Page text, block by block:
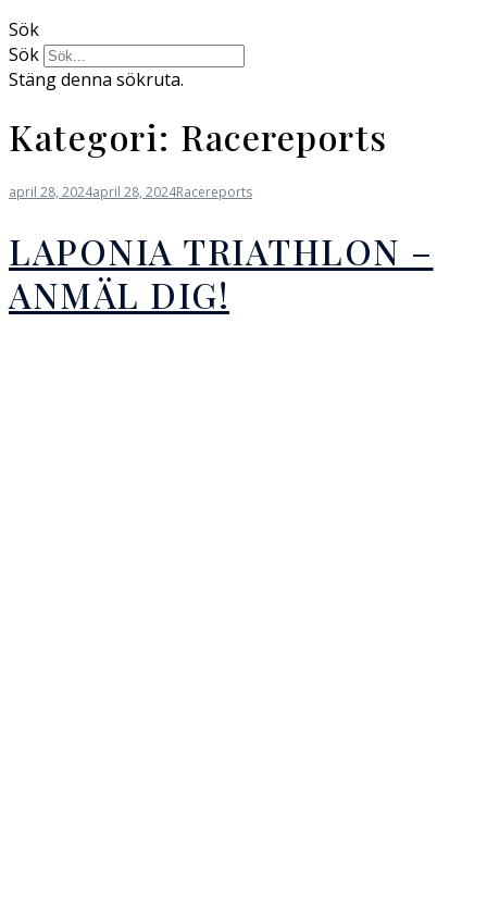
Sök
Sök
Stäng denna sökruta.
Kategori: Racereports
april 28, 2024april 28, 2024Racereports
LAPONIA TRIATHLON –
ANMÄL DIG!